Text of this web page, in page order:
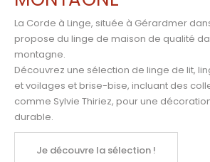
La Corde à Linge, située à Gérardmer
propose du linge de maison de qualité
montagne.
Découvrez une sélection de linge de lit,
et voilages et brise-bise, incluant des
comme Sylvie Thiriez, pour une
durable.
Je découvre la sélection !